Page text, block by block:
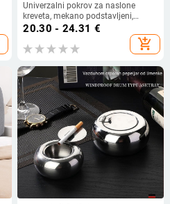
Univerzalni pokrov za naslone
kreveta, mekano podstavljeni,
elastičan, zaštita od prašine, za
20.30 - 24.31 €
add_shopping_cart